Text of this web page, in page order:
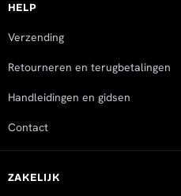
HELP
Verzending
Retourneren en terugbetalingen
Handleidingen en gidsen
Contact
ZAKELIJK